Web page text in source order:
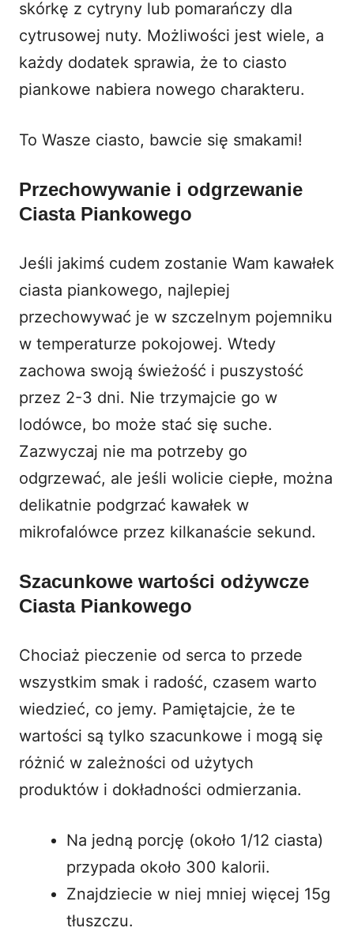
skórkę z cytryny lub pomarańczy dla
cytrusowej nuty. Możliwości jest wiele, a
każdy dodatek sprawia, że to ciasto
piankowe nabiera nowego charakteru.
To Wasze ciasto, bawcie się smakami!
Przechowywanie i odgrzewanie
Ciasta Piankowego
Jeśli jakimś cudem zostanie Wam kawałek
ciasta piankowego, najlepiej
przechowywać je w szczelnym pojemniku
w temperaturze pokojowej. Wtedy
zachowa swoją świeżość i puszystość
przez 2-3 dni. Nie trzymajcie go w
lodówce, bo może stać się suche.
Zazwyczaj nie ma potrzeby go
odgrzewać, ale jeśli wolicie ciepłe, można
delikatnie podgrzać kawałek w
mikrofalówce przez kilkanaście sekund.
Szacunkowe wartości odżywcze
Ciasta Piankowego
Chociaż pieczenie od serca to przede
wszystkim smak i radość, czasem warto
wiedzieć, co jemy. Pamiętajcie, że te
wartości są tylko szacunkowe i mogą się
różnić w zależności od użytych
produktów i dokładności odmierzania.
Na jedną porcję (około 1/12 ciasta)
przypada około 300 kalorii.
Znajdziecie w niej mniej więcej 15g
tłuszczu.